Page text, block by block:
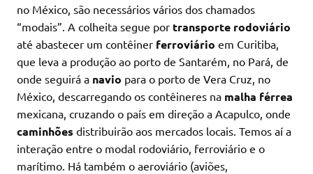
no México, são necessários vários dos chamados
“modais”. A colheita segue por transporte rodoviário
até abastecer um contêiner ferroviário em Curitiba,
que leva a produção ao porto de Santarém, no Pará, de
onde seguirá a navio para o porto de Vera Cruz, no
México, descarregando os contêineres na malha férrea
mexicana, cruzando o país em direção a Acapulco, onde
caminhões distribuirão aos mercados locais. Temos aí a
interação entre o modal rodoviário, ferroviário e o
marítimo. Há também o aeroviário (aviões,